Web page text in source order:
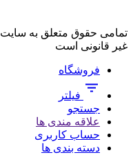
تمامی حقوق متعلق به سایت
غیر قانونی است
فروشگاه
فیلتر
جستجو
علاقه مندی ها
حساب کاربری
دسته بندی ها